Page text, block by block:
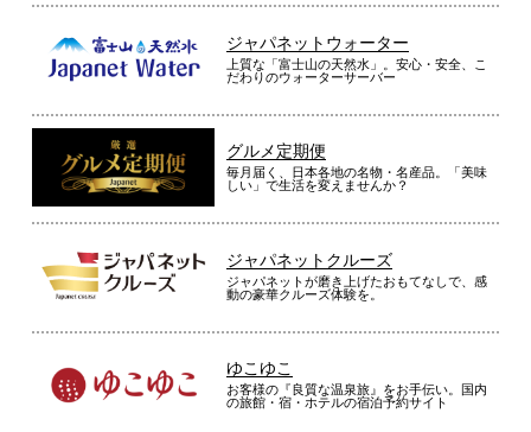
ジャパネットウォーター
上質な「富士山の天然水」。安心・安全、こ
だわりのウォーターサーバー
グルメ定期便
毎月届く、日本各地の名物・名産品。「美味
しい」で生活を変えませんか？
ジャパネットクルーズ
ジャパネットが磨き上げたおもてなしで、感
動の豪華クルーズ体験を。
ゆこゆこ
お客様の『良質な温泉旅』をお手伝い。国内
の旅館・宿・ホテルの宿泊予約サイト